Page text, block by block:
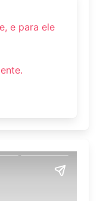
e para ele